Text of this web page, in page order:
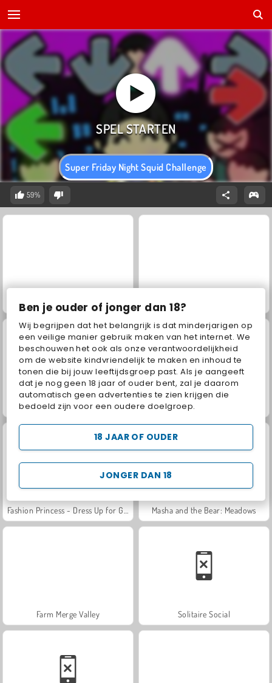
Ben je ouder of jonger dan 18?
Wij begrijpen dat het belangrijk is dat minderjarigen op
een veilige manier gebruik maken van het internet. We
beschouwen het ook als onze verantwoordelijkheid
om de website kindvriendelijk te maken en inhoud te
tonen die bij jouw leeftijdsgroep past. Als je aangeeft
dat je nog geen 18 jaar of ouder bent, zal je daarom
automatisch geen advertenties te zien krijgen die
bedoeld zijn voor een oudere doelgroep.
JONGER DAN 18
18 JAAR OF OUDER
Super Friday Night Squid Challenge
59%
Juice Merge
Jewel Garden Story Grand Mahjong Connect
Masha and the Bear: Meadows
Farm Merge Valley Solitaire Social